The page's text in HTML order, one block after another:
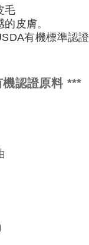
毛
的皮膚。
有機標準認證
機認證原料 ***